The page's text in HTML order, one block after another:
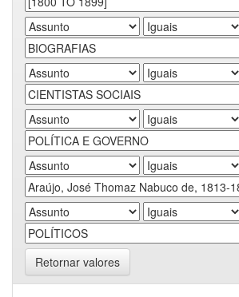
Retornar valores